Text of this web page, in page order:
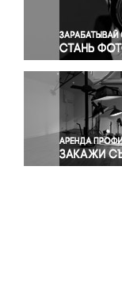
Религия
Светская
Спорт
Экология